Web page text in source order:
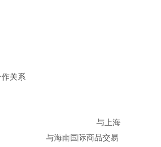
长期的合作关系
种质资源圃”；
得丰硕成果；
意向； 与上海
南国际商品交易